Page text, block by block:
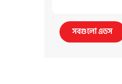
সবগুলো এডস